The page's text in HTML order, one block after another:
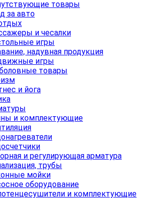
товары
за авто
и чесалки
игры
надувная продукция
игры
товары
и йога
и комплектующие
и регулирующая арматура
трубы
мойки
оборудование
и комплектующие